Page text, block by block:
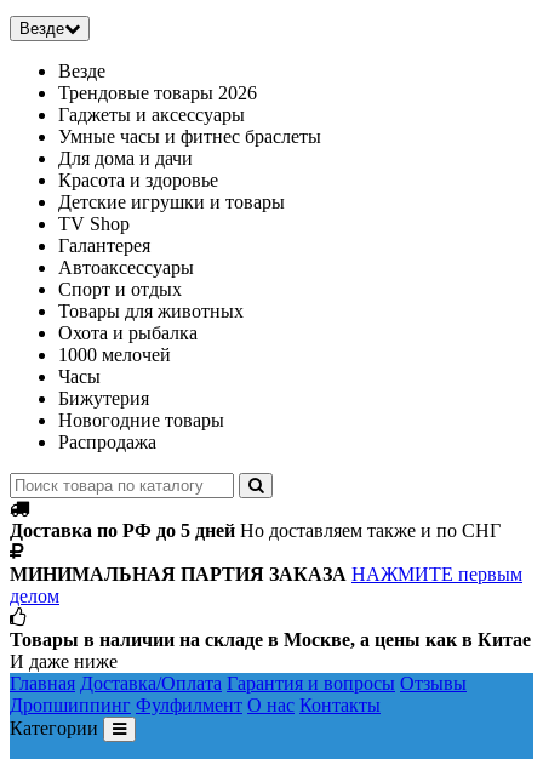
Везде
Везде
Трендовые товары 2026
Гаджеты и аксессуары
Умные часы и фитнес браслеты
Для дома и дачи
Красота и здоровье
Детские игрушки и товары
TV Shop
Галантерея
Автоаксессуары
Спорт и отдых
Товары для животных
Охота и рыбалка
1000 мелочей
Часы
Бижутерия
Новогодние товары
Распродажа
Доставка по РФ до 5 дней Но доставляем также и по СНГ
МИНИМАЛЬНАЯ ПАРТИЯ ЗАКАЗА НАЖМИТЕ первым
делом
Товары в наличии на складе в Москве, а цены как в Китае
И даже ниже
Главная Доставка/Оплата Гарантия и вопросы Отзывы
Дропшиппинг Фулфилмент О нас Контакты
Категории